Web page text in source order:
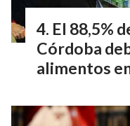
El 88,5%
Córdoba
alimentos